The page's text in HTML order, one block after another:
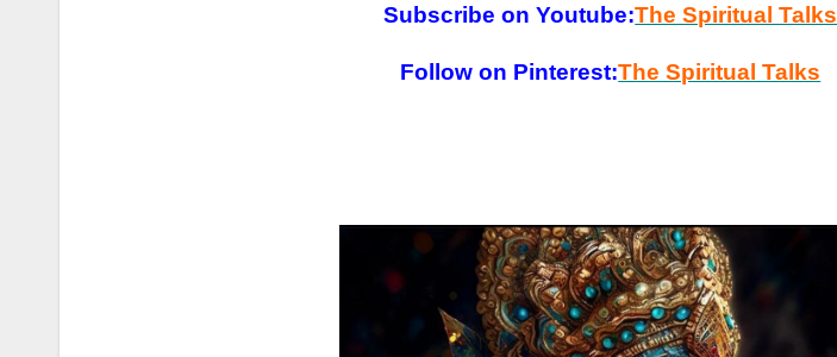
Subscribe on Youtube:The Spiritual Talks
Follow on Pinterest:The Spiritual Talks